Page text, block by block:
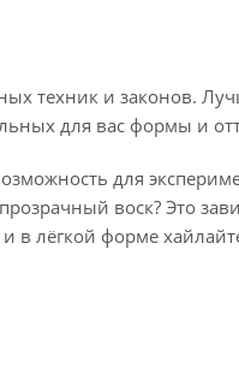
техник и законов.
для вас формы и
для
воск? Это
в лёгкой форме